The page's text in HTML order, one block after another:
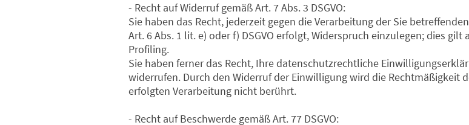
- Recht auf Widerruf gemäß Art. 7 Abs. 3 DSGVO:
Sie haben das Recht, jederzeit gegen die Verarbeitung der Sie
Art. 6 Abs. 1 lit. e) oder f) DSGVO erfolgt, Widerspruch einzulegen; dies
Profiling.
Sie haben ferner das Recht, Ihre datenschutzrechtliche
widerrufen. Durch den Widerruf der Einwilligung wird die Rechtmäßigkeit
erfolgten Verarbeitung nicht berührt.
- Recht auf Beschwerde gemäß Art. 77 DSGVO: